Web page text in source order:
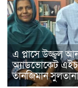
এ প্লাসে উজ্জ্বল
অ্যাডভোকেট এইচ
তানজিমান সুলতানা